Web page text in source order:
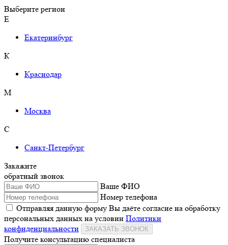
Выберите регион
Е
Екатеринбург
К
Краснодар
М
Москва
С
Санкт-Петербург
Закажите
обратный звонок
Ваше ФИО
Номер телефона
Отправляя данную форму Вы даёте согласие на обработку
персональных данных на условии Политики
конфиденциальности
ЗАКАЗАТЬ ЗВОНОК
Получите консультацию специалиста